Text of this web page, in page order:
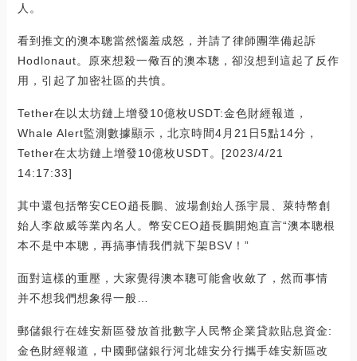
人。
看到推文的澳本聰當然惱羞成怒，并請了律師團準備起訴
Hodlonaut。原來想殺一儆百的澳本聰，卻沒想到這起了反作
用，引起了加密社區的共憤。
Tether在以太坊鏈上增發10億枚USDT:金色財經報道，
Whale Alert監測數據顯示，北京時間4月21日5點14分，
Tether在太坊鏈上增發10億枚USDT。[2023/4/21
14:17:33]
其中還包括幣安CEO趙長鵬、波場創始人孫宇晨、萊特幣創
始人李啟威等業內名人。幣安CEO趙長鵬開炮直言“澳本聰根
本不是中本聰，再搞事情我們就下架BSV！”
面對這樣的重壓，大家覺得澳本聰可能會收斂了，然而事情
并不想我們想象得一般…
郵儲銀行在雄安新區發放首批數字人民幣企業貸款貼息資金:
金色財經報道，中國郵儲銀行河北雄安分行攜手雄安新區改